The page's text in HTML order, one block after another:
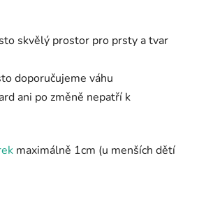
skvělý prostor pro prsty a tvar
doporučujeme váhu
ani po změně nepatří k
maximálně 1cm (u menších dětí